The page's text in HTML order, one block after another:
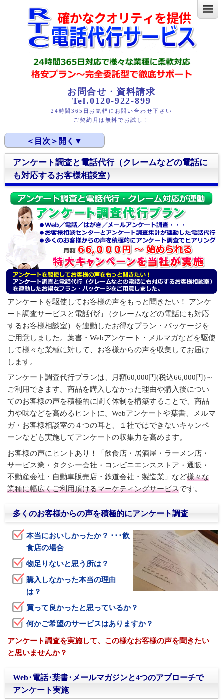
お問合せ・資料請求
Tel.0120-922-899
24時間365日お気軽にお問い合わせ下さい
ご契約月は無料でお試し！
アンケート調査と電話代行（クレームなどの電話にも対
応するお客様相談室）
多くのお客様からの声を積極的にアンケート調査
Web･電話･葉書･メールマガジンと4つのアプローチ
でアンケート実施
アンケート調査パックの月額料金と初期費用
アンケート調査と電話代行（クレームなどの電話に
も対応するお客様相談室）
アンケートを駆使してお客様の声をもっと聞きたい！ アンケ
ート調査サービスと電話代行（クレームなどの電話にも対応
するお客様相談室）を連動したお得なプラン・パッケージを
ご用意しました。葉書・Webアンケート・メルマガなどを駆使
して様々な業種に対して、お客様からの声を収集してお届け
します。
アンケート調査代行プランは、月額60,000円(税込66,000円)～
ご利用できます。商品を購入しなかった理由や購入後につい
てのお客様の声を積極的に聞く体制を構築することで、商品
力や味などを高めるヒントに。Webアンケートや葉書、メルマ
ガ・お客様相談室の４つの耳と、１社ではできないキャンペ
ーンなども実施してアンケートの収集力を高めます。
お客様の声にヒントあり！「飲食店・居酒屋・ラーメン店・
サービス業・タクシー会社・コンビニエンスストア・通販・
不動産会社・自動車販売店・鉄道会社・製造業」など様々な
業種に幅広くご利用頂けるマーケティングサービスです。
多くのお客様からの声を積極的にアンケート調査
本当においしかったか？ ･･･飲
食店の場合
物足りないと思う所は？
購入しなかった本当の理由
は？
買って良かったと思っているか？
何かご希望のサービスはありますか？
アンケート調査を実施して、この様なお客様の声を聞きたい
と思いませんか？
Web･電話･葉書･メールマガジンと4つのアプローチで
アンケート実施